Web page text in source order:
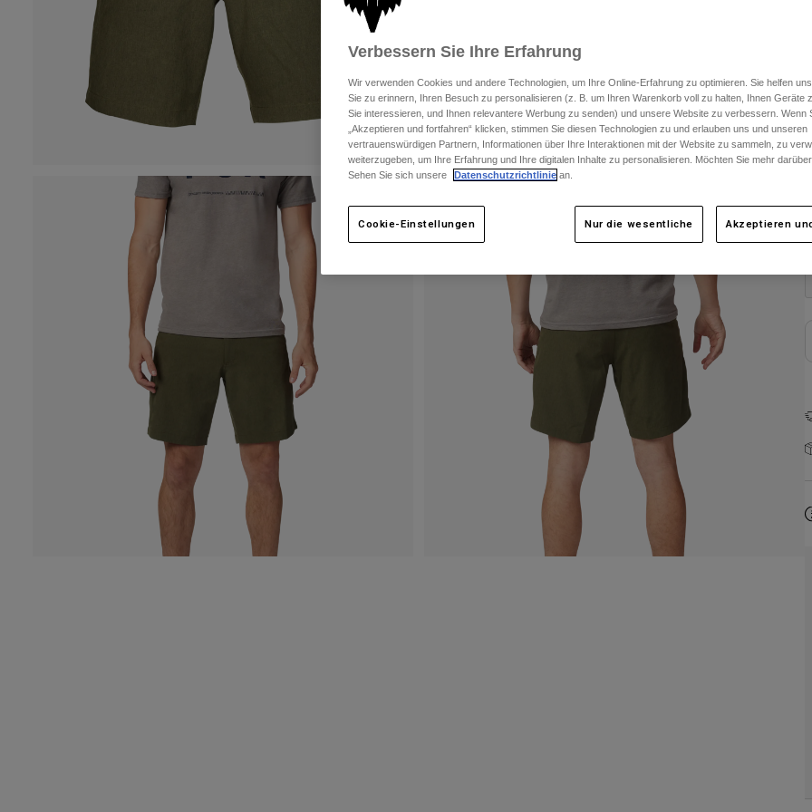
Verbessern Sie Ihre Erfahrung
Wir verwenden Cookies und andere Technologien, um Ihre Online-Erfahrung zu optimieren. Sie helfen
Sie zu erinnern, Ihren Besuch zu personalisieren (z. B. um Ihren Warenkorb voll zu halten, Ihnen Geräte
Sie interessieren, und Ihnen relevantere Werbung zu senden) und unsere Website zu verbessern. Wenn
„Akzeptieren und fortfahren“ klicken, stimmen Sie diesen Technologien zu und erlauben uns und unseren
vertrauenswürdigen Partnern, Informationen über Ihre Interaktionen mit der Website zu sammeln, zu
weiterzugeben, um Ihre Erfahrung und Ihre digitalen Inhalte zu personalisieren. Möchten Sie mehr
Sehen Sie sich unsere
Datenschutzrichtlinie an.
Cookie-Einstellungen Nur die wesentliche Akzeptieren